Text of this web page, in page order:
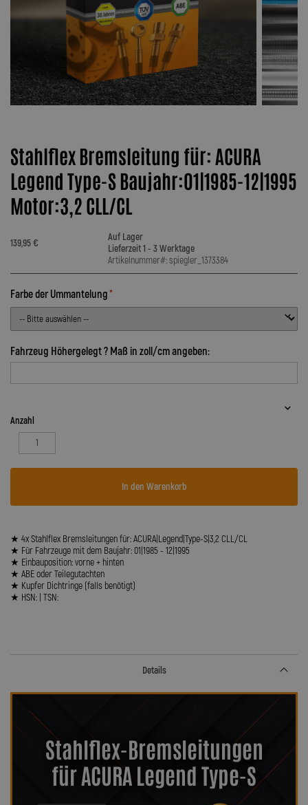
Stahlflex Bremsleitung für: ACURA
Legend Type-S Baujahr:01|1985-12|1995
Motor:3,2 CLL/CL
139,95 €
Auf Lager
Lieferzeit 1 - 3 Werktage
Artikelnummer#: spiegler_1373384
Farbe der Ummantelung
Fahrzeug Höhergelegt ? Maß in zoll/cm angeben:
Anzahl
In den Warenkorb
★ 4x Stahlflex Bremsleitungen für: ACURA|Legend|Type-S|3,2 CLL/CL
★ Für Fahrzeuge mit dem Baujahr: 01|1985 - 12|1995
★ Einbauposition: vorne + hinten
★ ABE oder Teilegutachten
★ Kupfer Dichtringe (falls benötigt)
★ HSN: | TSN:
Details
Stahlflex-Bremsleitungen
für ACURA Legend Type-S